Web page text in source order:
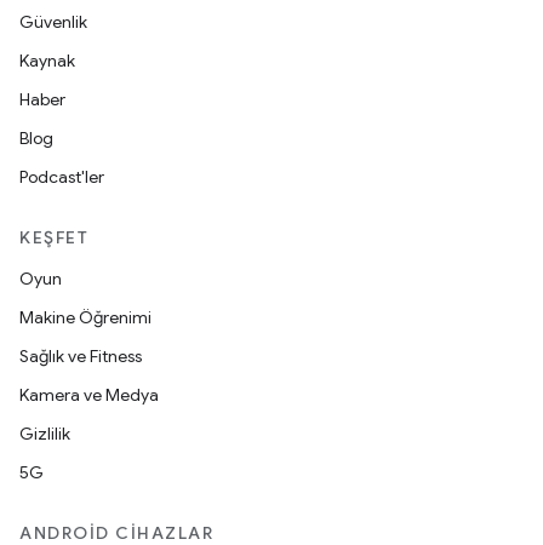
Güvenlik
Kaynak
Haber
Blog
Podcast'ler
KEŞFET
Oyun
Makine Öğrenimi
Sağlık ve Fitness
Kamera ve Medya
Gizlilik
5G
ANDROID CIHAZLAR